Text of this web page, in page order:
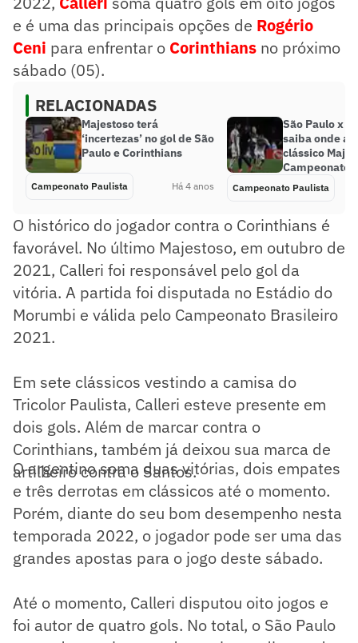
e é uma das principais opções de Rogério
Ceni para enfrentar o Corinthians no próximo
sábado (05).
RELACIONADAS
Majestoso terá
‘incertezas’ no gol de São
Paulo e Corinthians
Campeonato Paulista Há 4 anos
São Paulo x
saiba onde
clássico
Campeonato
Campeonato Paulista
O histórico do jogador contra o Corinthians é
favorável. No último Majestoso, em outubro de
2021, Calleri foi responsável pelo gol da
vitória. A partida foi disputada no Estádio do
Morumbi e válida pelo Campeonato Brasileiro
2021.
Em sete clássicos vestindo a camisa do
Tricolor Paulista, Calleri esteve presente em
dois gols. Além de marcar contra o
Corinthians, também já deixou sua marca de
artilheiro contra o Santos.
O argentino soma duas vitórias, dois empates
e três derrotas em clássicos até o momento.
Porém, diante do seu bom desempenho nesta
temporada 2022, o jogador pode ser uma das
grandes apostas para o jogo deste sábado.
Até o momento, Calleri disputou oito jogos e
foi autor de quatro gols. No total, o São Paulo